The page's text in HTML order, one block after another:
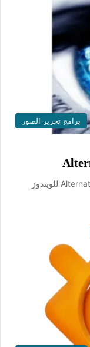
برامج تحرير الصور